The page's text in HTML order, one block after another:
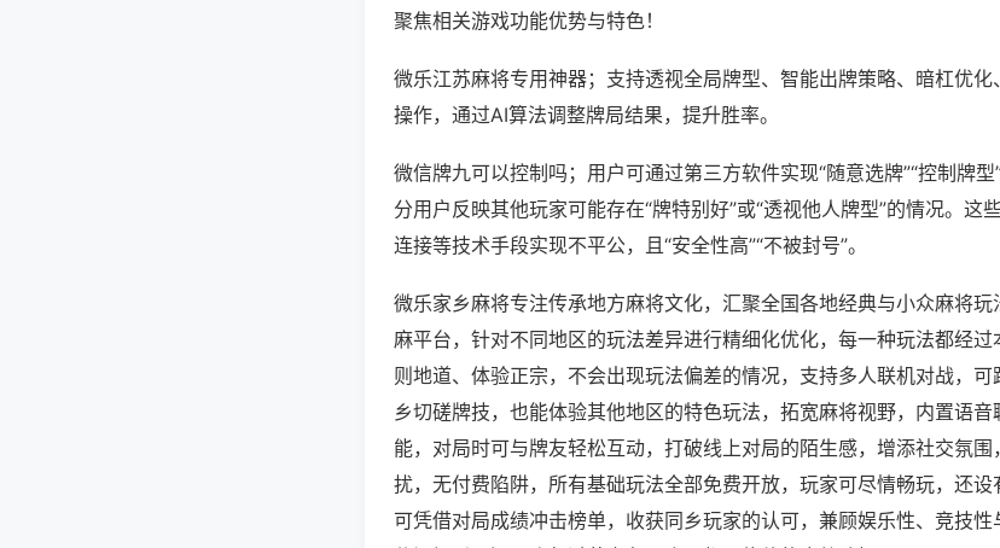
聚焦相关游戏功能优势与特色！
微乐江苏麻将专用神器；支持透视全局牌型、智能出牌策略、暗杠优
操作，通过AI算法调整牌局结果，提升胜率。
微信牌九可以控制吗；用户可通过第三方软件实现“随意选牌”“控制牌型
分用户反映其他玩家可能存在“牌特别好”或“透视他人牌型”的情况。这
连接等技术手段实现不平公，且“安全性高”“不被封号”。
微乐家乡麻将专注传承地方麻将文化，汇聚全国各地经典与小众麻将
麻平台，针对不同地区的玩法差异进行精细化优化，每一种玩法都经
则地道、体验正宗，不会出现玩法偏差的情况，支持多人联机对战，
乡切磋牌技，也能体验其他地区的特色玩法，拓宽麻将视野，内置语
能，对局时可与牌友轻松互动，打破线上对局的陌生感，增添社交氛
扰，无付费陷阱，所有基础玩法全部免费开放，玩家可尽情畅玩，还
可凭借对局成绩冲击榜单，收获同乡玩家的认可，兼顾娱乐性、竞技